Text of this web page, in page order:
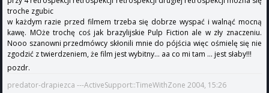
troche zgubic
w każdym razie przed filmem trzeba się dobrze wyspać i walnąć mocną
kawę. MOże trochę coś jak brazylijskie Pulp Fiction ale w zły znaczeniu.
Nooo szanowni przedmówcy skłonili mnie do pójścia więc ośmielę się nie
zgodzić z twierdzeniem, że film jest wybitny... aa co mi tam ... jest słaby!!!
pozdr.
predator-drapiezca ---ActiveSupport::TimeWithZone 2004, 15:26